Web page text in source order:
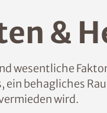
&
wesentliche
behagliches
wird.